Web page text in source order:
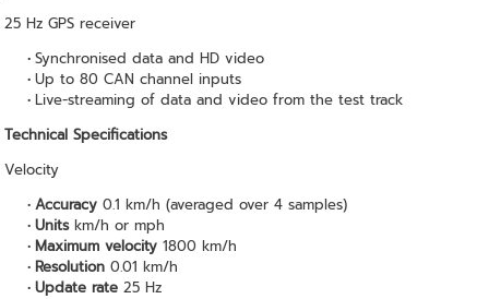
25 Hz GPS receiver
Synchronised data and HD video
Up to 80 CAN channel inputs
Live-streaming of data and video from the test track
Technical Specifications
Velocity
Accuracy 0.1 km/h (averaged over 4 samples)
Units km/h or mph
Maximum velocity 1800 km/h
Resolution 0.01 km/h
Update rate 25 Hz